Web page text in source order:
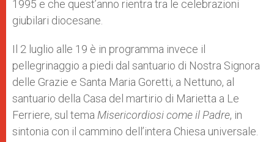
1995 e che quest’anno rientra tra le celebrazioni
giubilari diocesane.
Il 2 luglio alle 19 è in programma invece il
pellegrinaggio a piedi dal santuario di Nostra Signora
delle Grazie e Santa Maria Goretti, a Nettuno, al
santuario della Casa del martirio di Marietta a Le
Ferriere, sul tema Misericordiosi come il Padre, in
sintonia con il cammino dell’intera Chiesa universale.